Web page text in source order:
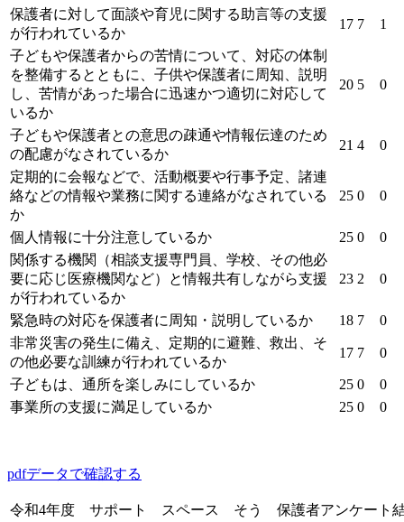
保護者に対して面談や育児に関する助言等の支援
が行われているか
17 7 1
子どもや保護者からの苦情について、対応の体制
を整備するとともに、子供や保護者に周知、説明
し、苦情があった場合に迅速かつ適切に対応して
いるか
20 5 0
子どもや保護者との意思の疎通や情報伝達のため
の配慮がなされているか
21 4 0
定期的に会報などで、活動概要や行事予定、諸連
絡などの情報や業務に関する連絡がなされている
か
25 0 0
個人情報に十分注意しているか 25 0
0
関係する機関（相談支援専門員、学校、その他必
要に応じ医療機関など）と情報共有しながら支援
が行われているか
23 2 0
緊急時の対応を保護者に周知・説明しているか 18 7
0
非常災害の発生に備え、定期的に避難、救出、そ
の他必要な訓練が行われているか
17 7 0
子どもは、通所を楽しみにしているか 25 0
0
事業所の支援に満足しているか
25 0 0
pdfデータで確認する
令和4年度 サポート スペース そう 保護者アンケート